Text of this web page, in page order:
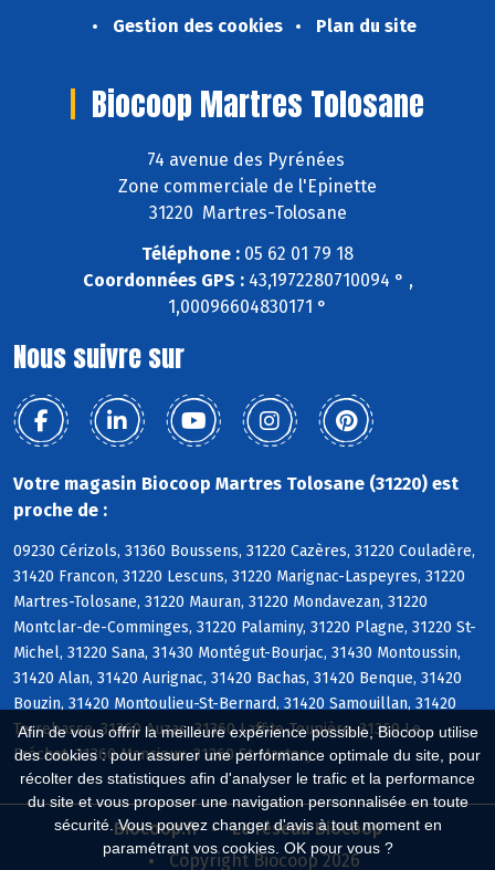
Afin de vous offrir la meilleure expérience possible, Biocoop utilise
des cookies : pour assurer une performance optimale du site, pour
récolter des statistiques afin d'analyser le trafic et la performance
du site et vous proposer une navigation personnalisée en toute
sécurité. Vous pouvez changer d'avis à tout moment en
paramétrant vos cookies. OK pour vous ?
Gestion des cookies
Plan du site
Biocoop Martres Tolosane
74 avenue des Pyrénées
Zone commerciale de l'Epinette
31220 Martres-Tolosane
Téléphone : 05 62 01 79 18
Coordonnées GPS :43,1972280710094 ° ,
1,00096604830171 °
Nous suivre sur
Votre magasin Biocoop Martres Tolosane (31220) est
proche de :
09230 Cérizols, 31360 Boussens, 31220 Cazères, 31220 Couladère,
31420 Francon, 31220 Lescuns, 31220 Marignac-Laspeyres, 31220
Martres-Tolosane, 31220 Mauran, 31220 Mondavezan, 31220
Montclar-de-Comminges, 31220 Palaminy, 31220 Plagne, 31220 St-
Michel, 31220 Sana, 31430 Montégut-Bourjac, 31430 Montoussin,
31420 Alan, 31420 Aurignac, 31420 Bachas, 31420 Benque, 31420
Bouzin, 31420 Montoulieu-St-Bernard, 31420 Samouillan, 31420
Terrebasse, 31360 Auzas, 31360 Laffite-Toupière, 31360 Le
Fréchet, 31360 Mancioux, 31360 St-Martory
Biocoop.fr
Le réseau Biocoop
Copyright Biocoop 2026